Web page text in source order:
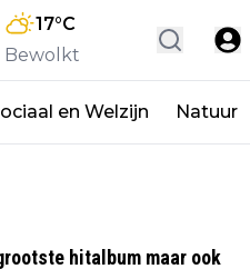
17°C
Bewolkt
en Welzijn Natuur
hitalbum maar ook